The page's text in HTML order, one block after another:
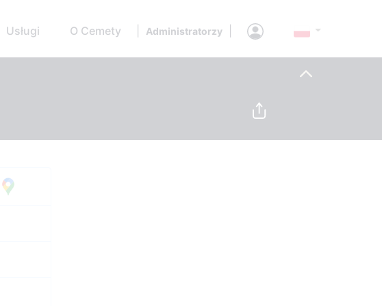
Usługi O Cemety Administratorzy